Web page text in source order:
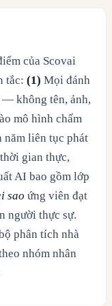
của Scovai
tắc: (1) Mọi đánh
— không tên, ảnh,
mô hình chấm
năm liên tục phát
gian thực,
AI bao gồm lớp
sao ứng viên đạt
người thực sự.
phân tích nhà
nhóm nhân